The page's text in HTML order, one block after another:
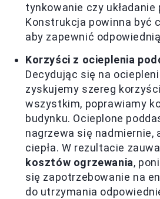
tynkowanie czy układanie
Konstrukcja powinna być
aby zapewnić
Korzyści z ocieplenia
Decydując się na
zyskujemy szereg
wszystkim, poprawiamy
budynku. Ocieplone
nagrzewa się nadmiernie,
ciepła. W rezultacie
kosztów ogrzewania,
się zapotrzebowanie na
do utrzymania